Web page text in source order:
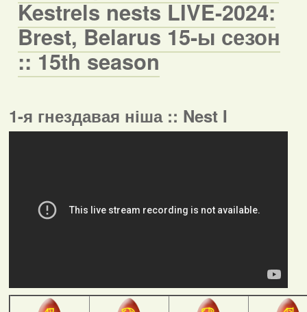
Kestrels nests LIVE-2024:
Brest, Belarus 15-ы сезон
:: 15th season
1-я гнездавая ніша :: Nest I